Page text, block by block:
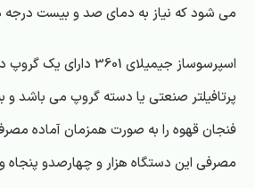
می شود که نیاز به دمای صد و بیست درجه
اسپرسوساز جیمیلای 3601
پرتافیلتر صنعتی یا دسته گروپ می باشد و
فنجان قهوه را به‌ صورت همزمان آماده
مصرفی این دستگاه هزار و چهارصدو پنجاه